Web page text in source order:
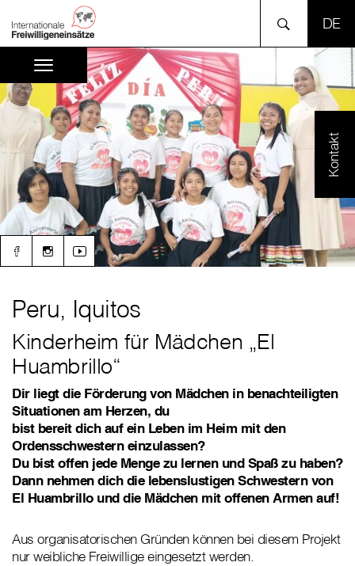
Kontakt
Peru, Iquitos
Kinderheim für Mädchen „El
Huambrillo“
Dir liegt die Förderung von Mädchen in benachteiligten
Situationen am Herzen, du
bist bereit dich auf ein Leben im Heim mit den
Ordensschwestern einzulassen?
Du bist offen jede Menge zu lernen und Spaß zu haben?
Dann nehmen dich die lebenslustigen Schwestern von
El Huambrillo und die Mädchen mit offenen Armen auf!
Aus organisatorischen Gründen können bei diesem Projekt
nur weibliche Freiwillige eingesetzt werden.